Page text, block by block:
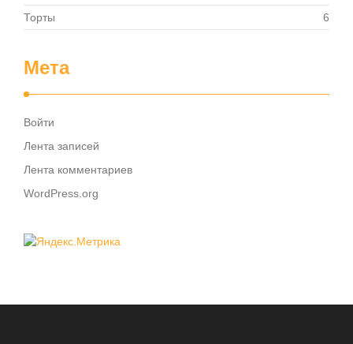
Торты
6
Мета
Войти
Лента записей
Лента комментариев
WordPress.org